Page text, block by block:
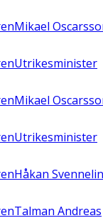
Mikael
Utrikesminister
Mikael
Utrikesminister
Håkan
Talman Andreas